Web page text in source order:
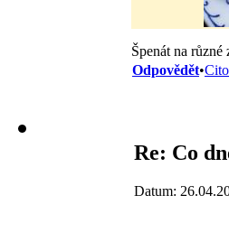
Špenát na různé
Odpovědět•
Re: Co
Datum: